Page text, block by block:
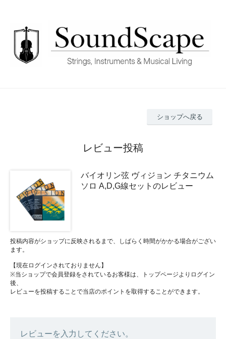
ショップへ戻る
レビュー投稿
バイオリン弦 ヴィジョン チタニウム
ソロ A,D,G線セットのレビュー
投稿内容がショップに反映されるまで、しばらく時間がかかる場合がござい
ます。
【現在ログインされておりません】
※当ショップで会員登録をされているお客様は、トップページよりログイン
後、
レビューを投稿することで当店のポイントを取得することができます。
レビューを入力してください。